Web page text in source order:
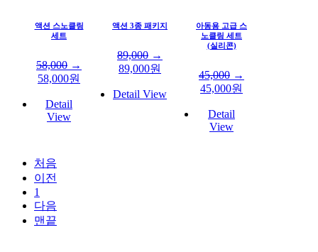
액션 스노클링
세트
58,000 →
58,000원
Detail
View
액션 3종 패키지
89,000 →
89,000원
Detail View
아동용 고급 스
노클링 세트
(실리콘)
45,000 →
45,000원
Detail
View
처음
이전
1
다음
맨끝